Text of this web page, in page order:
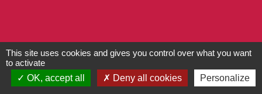
This site uses cookies and gives you control over what you want
to activate
OK, accept all
Deny all cookies Personalize